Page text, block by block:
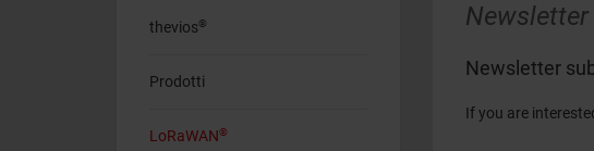
thevios®
Prodotti
LoRaWAN®
Newsletter
Newsletter
If you are